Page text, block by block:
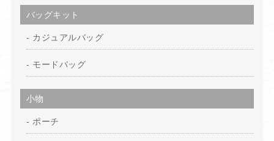
バッグキット
カジュアルバッグ
モードバッグ
小物
ポーチ